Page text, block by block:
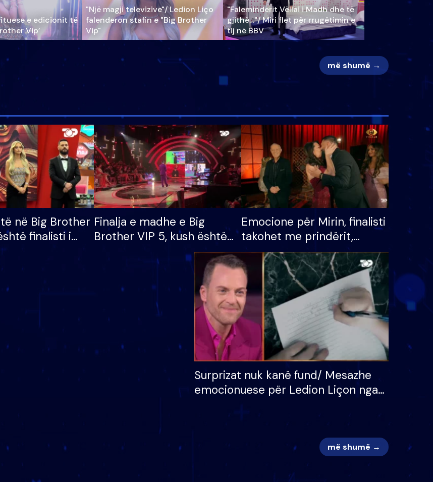
e edicionit të
Vip’
"Një magji televizive"/ Ledion Liço
falenderon stafin e "Big Brother
Vip"
"Faleminderit Vëllai i Madh dhe të
gjithë…"/ Miri flet për rrugëtimin e
tij në BBV
më shumë →
në Big Brother
finalisti i
shtëpinë
Finalja e madhe e Big
Brother VIP 5, kush është
banori i parë që lë shtëpinë
dhe humb mundësinë për
të fituar çmimin e madh
Emocione për Mirin, finalisti
takohet me prindërit,
vajzën dhe bashkëshorten:
S’kemi ndonjë letër divorci
apo jo?
Surprizat nuk kanë fund/ Mesazhe
emocionuese për Ledion Liçon nga
më shumë →